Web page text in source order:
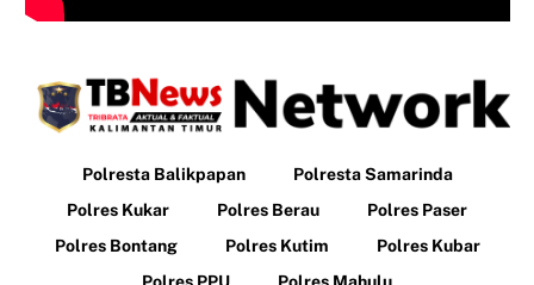
Polresta Balikpapan
Polresta Samarinda
Polres Kukar
Polres Berau
Polres Paser
Polres Bontang
Polres Kutim
Polres Kubar
Polres PPU
Polres Mahulu